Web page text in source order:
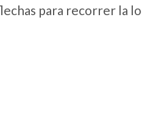
para recorrer la